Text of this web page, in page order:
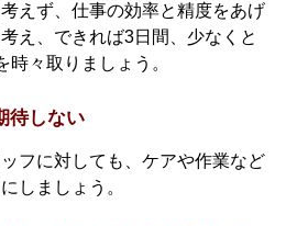
えず、仕事の効率と精度をあげ
え、できれば3日間、少なくと
時々取りましょう。
待しない
フに対しても、ケアや作業など
しましょう。